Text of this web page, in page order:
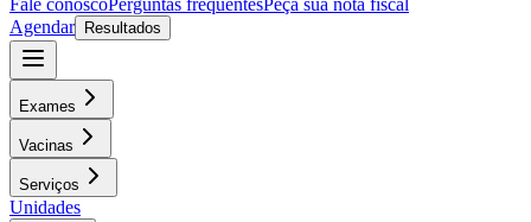
Fale conoscoPerguntas frequentesPeça sua nota fiscal
Agendar
Resultados
Exames
Vacinas
Serviços
Unidades